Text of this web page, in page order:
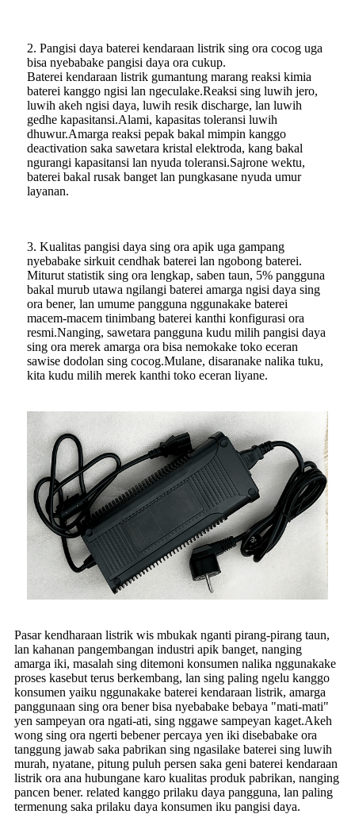
2. Pangisi daya baterei kendaraan listrik sing ora cocog uga
bisa nyebabake pangisi daya ora cukup.
Baterei kendaraan listrik gumantung marang reaksi kimia
baterei kanggo ngisi lan ngeculake.Reaksi sing luwih jero,
luwih akeh ngisi daya, luwih resik discharge, lan luwih
gedhe kapasitansi.Alami, kapasitas toleransi luwih
dhuwur.Amarga reaksi pepak bakal mimpin kanggo
deactivation saka sawetara kristal elektroda, kang bakal
ngurangi kapasitansi lan nyuda toleransi.Sajrone wektu,
baterei bakal rusak banget lan pungkasane nyuda umur
layanan.
3. Kualitas pangisi daya sing ora apik uga gampang
nyebabake sirkuit cendhak baterei lan ngobong baterei.
Miturut statistik sing ora lengkap, saben taun, 5% pangguna
bakal murub utawa ngilangi baterei amarga ngisi daya sing
ora bener, lan umume pangguna nggunakake baterei
macem-macem tinimbang baterei kanthi konfigurasi ora
resmi.Nanging, sawetara pangguna kudu milih pangisi daya
sing ora merek amarga ora bisa nemokake toko eceran
sawise dodolan sing cocog.Mulane, disaranake nalika tuku,
kita kudu milih merek kanthi toko eceran liyane.
Pasar kendharaan listrik wis mbukak nganti pirang-pirang taun,
lan kahanan pangembangan industri apik banget, nanging
amarga iki, masalah sing ditemoni konsumen nalika nggunakake
proses kasebut terus berkembang, lan sing paling ngelu kanggo
konsumen yaiku nggunakake baterei kendaraan listrik, amarga
panggunaan sing ora bener bisa nyebabake bebaya "mati-mati"
yen sampeyan ora ngati-ati, sing nggawe sampeyan kaget.Akeh
wong sing ora ngerti bebener percaya yen iki disebabake ora
tanggung jawab saka pabrikan sing ngasilake baterei sing luwih
murah, nyatane, pitung puluh persen saka geni baterei kendaraan
listrik ora ana hubungane karo kualitas produk pabrikan, nanging
pancen bener. related kanggo prilaku daya pangguna, lan paling
termenung saka prilaku daya konsumen iku pangisi daya.